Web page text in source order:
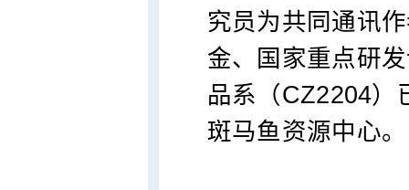
究员为共同通讯
金、国家重点研
品系（CZ2204）
斑马鱼资源中心。